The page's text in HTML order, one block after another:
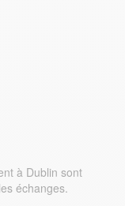
à Dublin sont
échanges.